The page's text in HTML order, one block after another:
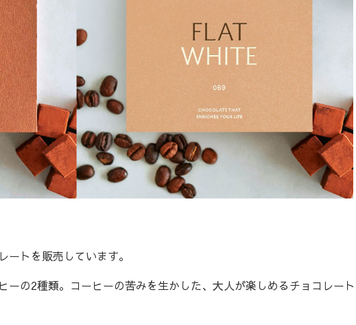
トを販売しています。
の2種類。コーヒーの苦みを生かした、大人が楽しめるチョコレー